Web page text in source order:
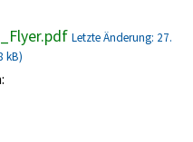
Letzte Änderung: 27.
kB)